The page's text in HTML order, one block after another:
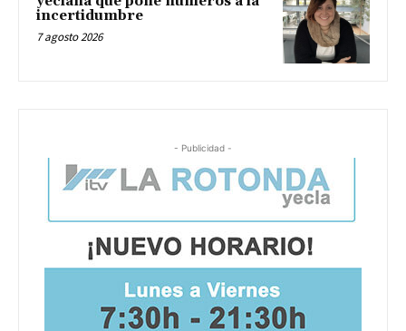
incertidumbre
7 agosto 2026
- Publicidad -